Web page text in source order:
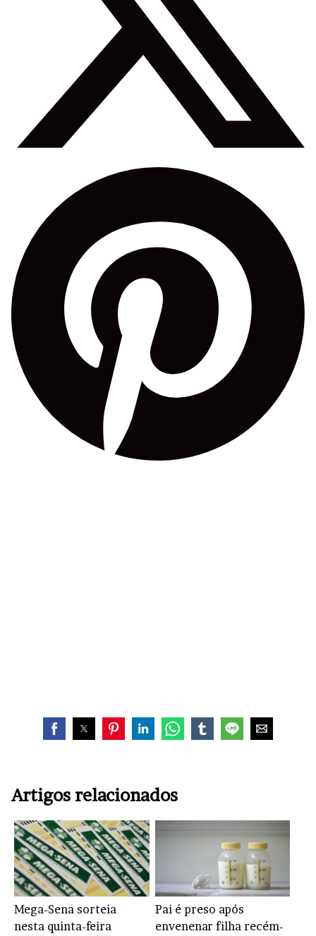
Artigos relacionados
Mega-Sena sorteia
nesta quinta-feira
Pai é preso após
envenenar filha recém-